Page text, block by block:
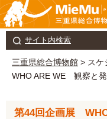
サイト内検索
三重県総合博物館 > スケ
WHO ARE WE 観察と
第44回企画展